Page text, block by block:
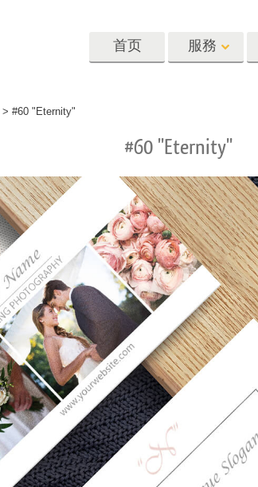
首页 服務
片编辑服务 人工智能生成的服装模型
修图服务 珠宝修饰服务
预设
Photoshop 动作
Photoshop 疊加
Photoshop 紋理
Ps 动作 整个合集
Ps覆盖整个收藏
#60 "Eternity"
#60 "Eternity"